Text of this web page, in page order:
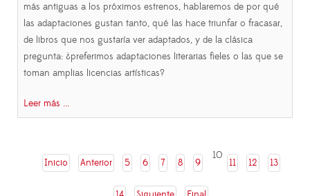
más antiguas a los próximos estrenos, hablaremos de por qué
las adaptaciones gustan tanto, qué las hace triunfar o fracasar,
de libros que nos gustaría ver adaptados, y de la clásica
pregunta: ¿preferimos adaptaciones literarias fieles o las que se
toman amplias licencias artísticas?
Leer más ...
Inicio Anterior 5 6 7 8 9
10
11 12 13